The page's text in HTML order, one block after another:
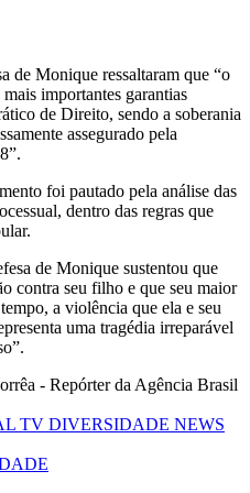
de Monique ressaltaram que “o
importantes garantias
de Direito, sendo a soberania
assegurado pela
foi pautado pela análise das
dentro das regras que
de Monique sustentou que
contra seu filho e que seu maior
a violência que ela e seu
uma tragédia irreparável
- Repórter da Agência Brasil